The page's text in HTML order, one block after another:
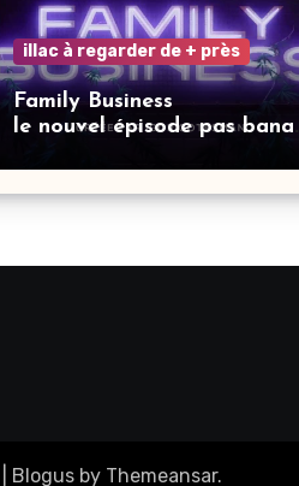
illac à regarder de + près
Family Business
le nouvel épisode pas banal
Blogusby Themeansar.